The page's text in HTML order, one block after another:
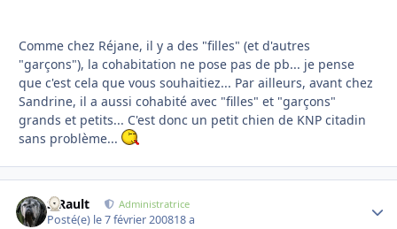
Comme chez Réjane, il y a des "filles" (et d'autres
"garçons"), la cohabitation ne pose pas de pb... je pense
que c'est cela que vous souhaitiez... Par ailleurs, avant chez
Sandrine, il a aussi cohabité avec "filles" et "garçons"
grands et petits... C'est donc un petit chien de KNP citadin
sans problème...
S.Rault Administratrice
Posté(e) le 7 février 200818 a